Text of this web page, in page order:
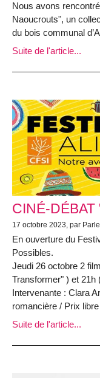
Nous avons
Naoucrouts", un
du bois communal
Suite de l'article...
CINÉ-
17 octobre 2023, par
En ouverture du
Possibles.
Jeudi 26 octobre 2
Transformer" ) et 21h
Intervenante : Clara
romancière / Prix
Suite de l'article...